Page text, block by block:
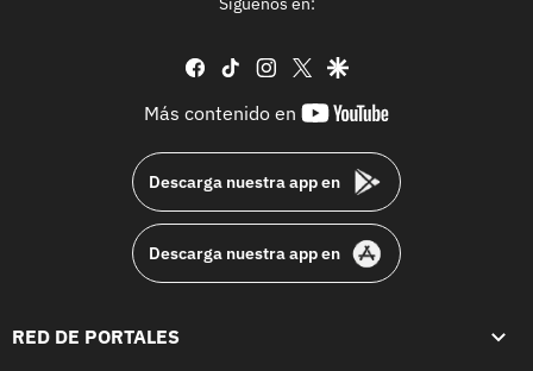
facebook
tiktok instagram
twittergoogle
Más contenido en
youtube-
Descarga nuestra app en
Descarga nuestra app en
RED DE PORTALES